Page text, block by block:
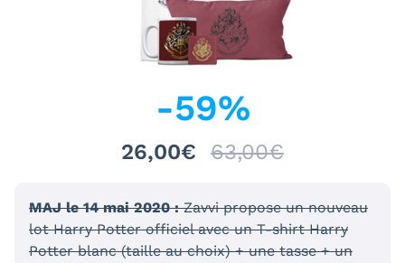
-59%
26,00€ 63,00€
MAJ le 14 mai 2020 :Zavvi propose un nouveau
lot Harry Potter officiel avec un T-shirt Harry
Potter blanc (taille au choix) + une tasse + un